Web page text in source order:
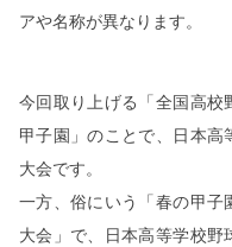
アや名称が異なります。
今回取り上げる「全国高
甲子園」のことで、日本
大会です。
一方、俗にいう「春の甲
大会」で、日本高等学校野